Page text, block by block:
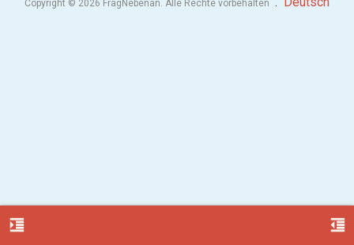
format_indent_increase format_indent_decrease
Copyright © 2026 FragNebenan. Alle Rechte vorbehalten